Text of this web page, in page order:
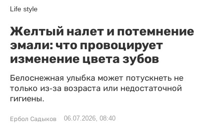
Life style
Желтый налет и потемнение
эмали: что провоцирует
изменение цвета зубов
Белоснежная улыбка может потускнеть не
только из-за возраста или недостаточной
гигиены.
Ербол Садыков 06.07.2026, 08:40